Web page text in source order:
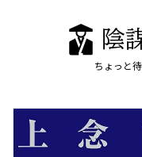
陰
ちょっと